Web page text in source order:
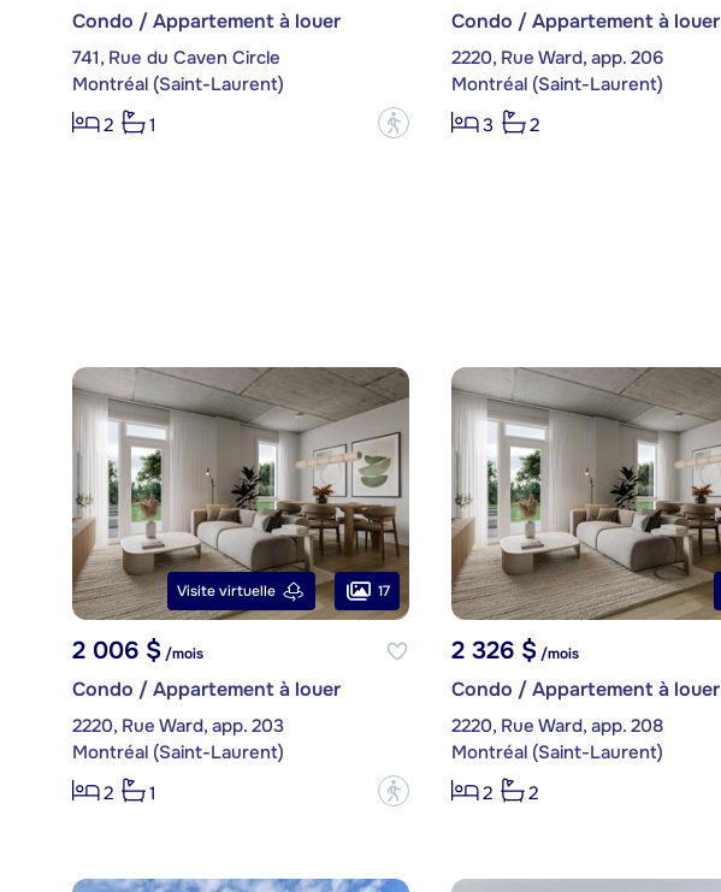
Condo / Appartement à louer
741, Rue du Caven Circle
Montréal (Saint-Laurent)
2
1 ?
Condo / Appartement à louer
2220, Rue Ward, app. 206
Montréal (Saint-Laurent)
3
2
Visite virtuelle 17
2 006 $/mois
Condo / Appartement à louer
2220, Rue Ward, app. 203
Montréal (Saint-Laurent)
2
1 ?
2 326 $/mois
Condo / Appartement à louer
2220, Rue Ward, app. 208
Montréal (Saint-Laurent)
2
2